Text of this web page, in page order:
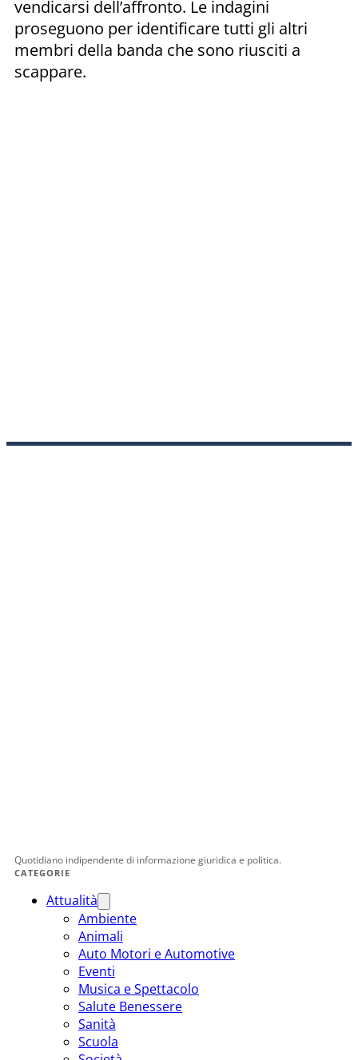
vendicarsi dell’affronto. Le indagini
proseguono per identificare tutti gli altri
membri della banda che sono riusciti a
scappare.
Quotidiano indipendente di informazione giuridica e politica.
CATEGORIE
Attualità
Ambiente
Animali
Auto Motori e Automotive
Eventi
Musica e Spettacolo
Salute Benessere
Sanità
Scuola